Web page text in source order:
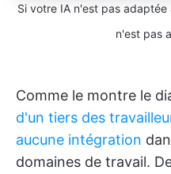
Si votre IA n'est pas
n'est pas
Comme le montre le
d'un tiers des
aucune intégration
domaines de travail.